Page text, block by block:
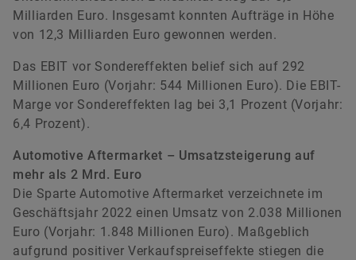
Milliarden Euro. Insgesamt konnten Aufträge in Höhe
von 12,3 Milliarden Euro gewonnen werden.
Das EBIT vor Sondereffekten belief sich auf 292
Millionen Euro (Vorjahr: 544 Millionen Euro). Die EBIT-
Marge vor Sondereffekten lag bei 3,1 Prozent (Vorjahr:
6,4 Prozent).
Automotive Aftermarket – Umsatzsteigerung auf
mehr als 2 Mrd. Euro
Die Sparte Automotive Aftermarket verzeichnete im
Geschäftsjahr 2022 einen Umsatz von 2.038 Millionen
Euro (Vorjahr: 1.848 Millionen Euro). Maßgeblich
aufgrund positiver Verkaufspreiseffekte stiegen die